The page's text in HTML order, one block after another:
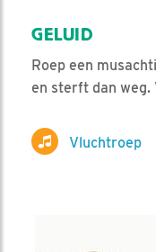
GELUID
Roep een
en sterft dan weg.
Vluchtroep